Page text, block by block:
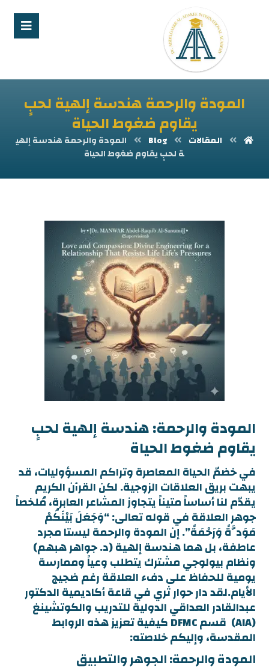
المودة والرحمة هندسة إلهية لحبٍ
يقاوم ضغوط الحياة
المقالات Blog
المودة والرحمة هندسة إلهي
ة لحبٍ يقاوم ضغوط الحياة
المودة والرحمة: هندسة إلهية لحبٍ
يقاوم ضغوط الحياة
في خضمّ الحياة المعاصرة وتراكم المسؤوليات، قد
يبهت بريق العلاقات الزوجية. لكن القرآن الكريم
يقدّم لنا أساساً متيناً يتجاوز المشاعر العابرة، مُلخصاً
جوهر العلاقة في قوله تعالى: “وَجَعَلَ بَيْنَكُمْ
مَوَدَّةً وَرَحْمَةً”. إن المودة والرحمة ليستا مجرد
عاطفة، بل هما هندسة إلهية (د. جواهر هبهم)
ونظام بيولوجي مشترك يتطلب وعياً وممارسة
يومية للحفاظ على دفء العلاقة رغم ضجيج
الأيام.لقد دار حوار ثري في قاعة أكاديمية الدكتور
عبدالقادر العداقي الدولية للتدريب والكوتشينغ
(AIA) قسم DFMC كيفية تعزيز هذه الروابط
المقدسة، وإليكم خلاصته:
المودة والرحمة: الجوهر والتطبيق